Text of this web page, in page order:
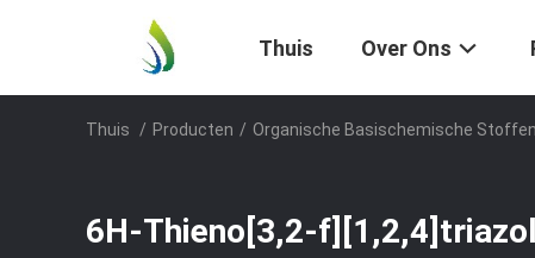
Thuis Over Ons
Thuis / Producten / Organische Basischemische Stoffen
6H-Thieno[3,2-